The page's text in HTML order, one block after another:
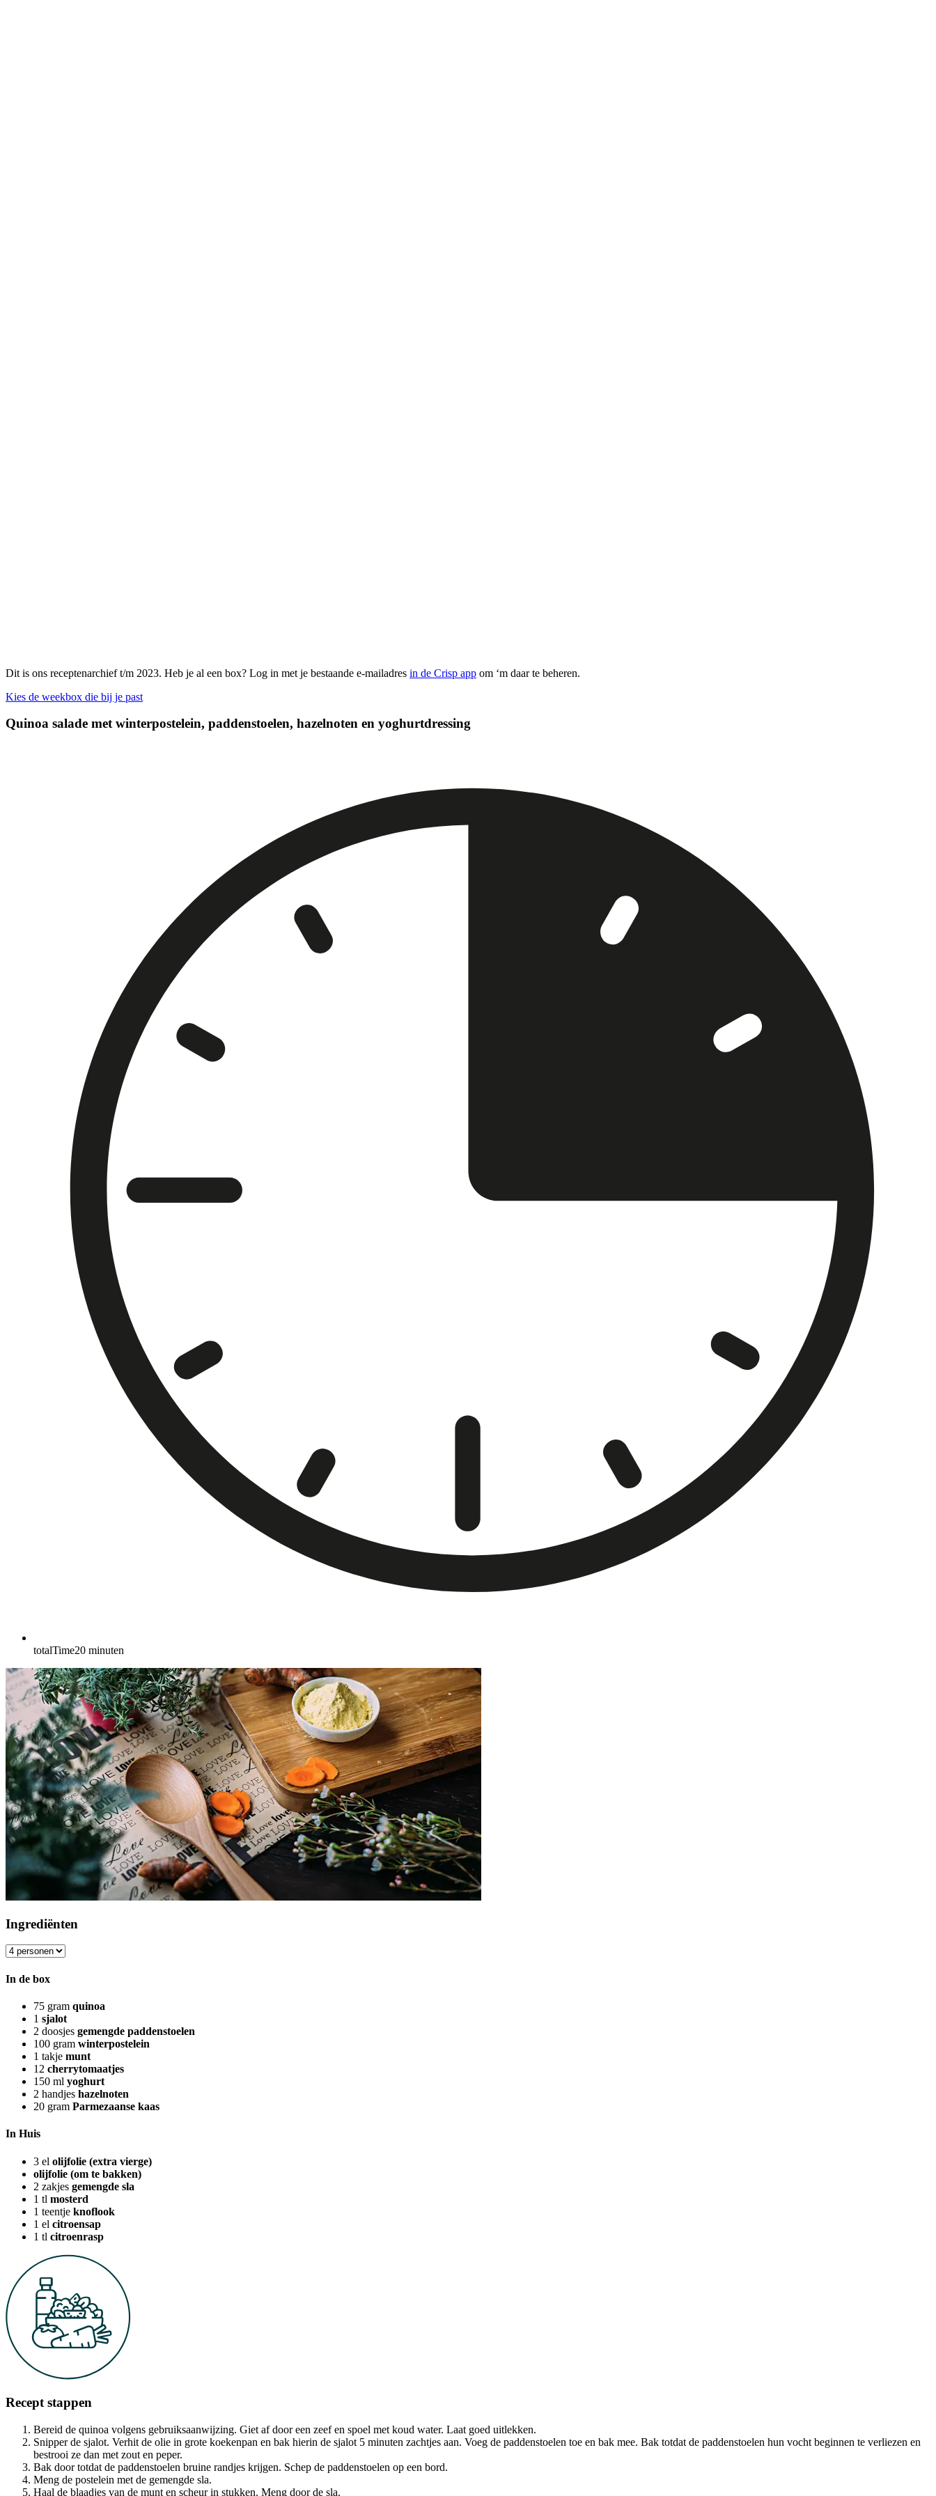
Dit is ons receptenarchief t/m 2023. Heb je al een box? Log in met je bestaande e-mailadres in de Crisp app om ‘m daar te beheren.
Kies de weekbox die bij je past
Quinoa salade met winterpostelein, paddenstoelen, hazelnoten en yoghurtdressing
totalTime20 minuten
Ingrediënten
In de box
75 gram quinoa
1 sjalot
2 doosjes gemengde paddenstoelen
100 gram winterpostelein
1 takje munt
12 cherrytomaatjes
150 ml yoghurt
2 handjes hazelnoten
20 gram Parmezaanse kaas
In Huis
3 el olijfolie (extra vierge)
olijfolie (om te bakken)
2 zakjes gemengde sla
1 tl mosterd
1 teentje knoflook
1 el citroensap
1 tl citroenrasp
Recept stappen
Bereid de quinoa volgens gebruiksaanwijzing. Giet af door een zeef en spoel met koud water. Laat goed uitlekken.
Snipper de sjalot. Verhit de olie in grote koekenpan en bak hierin de sjalot 5 minuten zachtjes aan. Voeg de paddenstoelen toe en bak mee. Bak totdat de paddenstoelen hun vocht beginnen te verliezen en
bestrooi ze dan met zout en peper.
Bak door totdat de paddenstoelen bruine randjes krijgen. Schep de paddenstoelen op een bord.
Meng de postelein met de gemengde sla.
Haal de blaadjes van de munt en scheur in stukken. Meng door de sla.